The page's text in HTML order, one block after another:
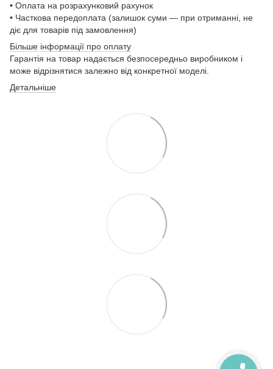
• Оплата на розрахунковий рахунок
• Часткова передоплата (залишок суми — при отриманні, не
діє для товарів під замовлення)
Більше інформації про оплату
Гарантія на товар надається безпосередньо виробником і
може відрізнятися залежно від конкретної моделі.
Детальніше